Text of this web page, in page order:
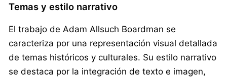
Temas y estilo narrativo
El trabajo de Adam Allsuch Boardman se
caracteriza por una representación visual detallada
de temas históricos y culturales. Su estilo narrativo
se destaca por la integración de texto e imagen,